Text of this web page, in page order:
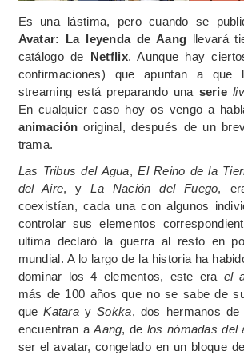
Es una lástima, pero cuando se
Avatar: La leyenda de Aang llevará
catálogo de Netflix. Aunque hay
confirmaciones) que apuntan a que
streaming está preparando una serie
En cualquier caso hoy os vengo a
animación original, después de un
trama.
Las Tribus del Agua,El Reino de la
del Aire, yLa Nación del Fuego,
coexistían, cada una con algunos
controlar sus elementos
ultima declaró la guerra al resto en
mundial. A lo largo de la historia ha
dominar los 4 elementos, este era el
más de 100 años que no se sabe de
queKatara ySokka, dos hermanos
encuentran aAang, de los nómadas del
ser el avatar, congelado en un bloque